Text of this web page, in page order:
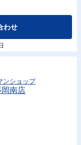
わせ
ンショップ
岡南店